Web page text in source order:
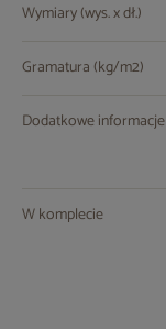
Wymiary (wys. x dł.)
Gramatura (kg/m2)
Dodatkowe informacje
W komplecie